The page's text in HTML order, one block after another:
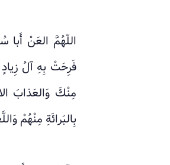
اللّهُمَّ العَنْ أَبا
فَرِحَتْ بِهِ آلُ
مِنْكَ وَالعَذابَ
بِالبَرائَةِ مِنْهُمْ